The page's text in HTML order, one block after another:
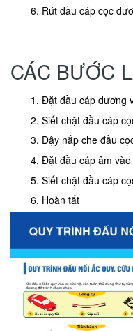
Rút đầu cáp cọc
CÁC BƯỚC
Đặt đầu cáp dương
Siết chặt đầu cáp
Đậy nắp che đầu
Đặt đầu cáp âm vào
Siết chặt đầu cáp
Hoàn tất